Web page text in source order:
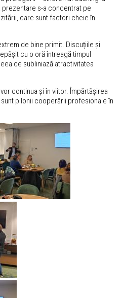
prezentare s-a concentrat pe
care sunt factori cheie în
de bine primit. Discuțiile și
cu o oră întreagă timpul
ce subliniază atractivitatea
continua și în viitor. Împărtășirea
pilonii cooperării profesionale în